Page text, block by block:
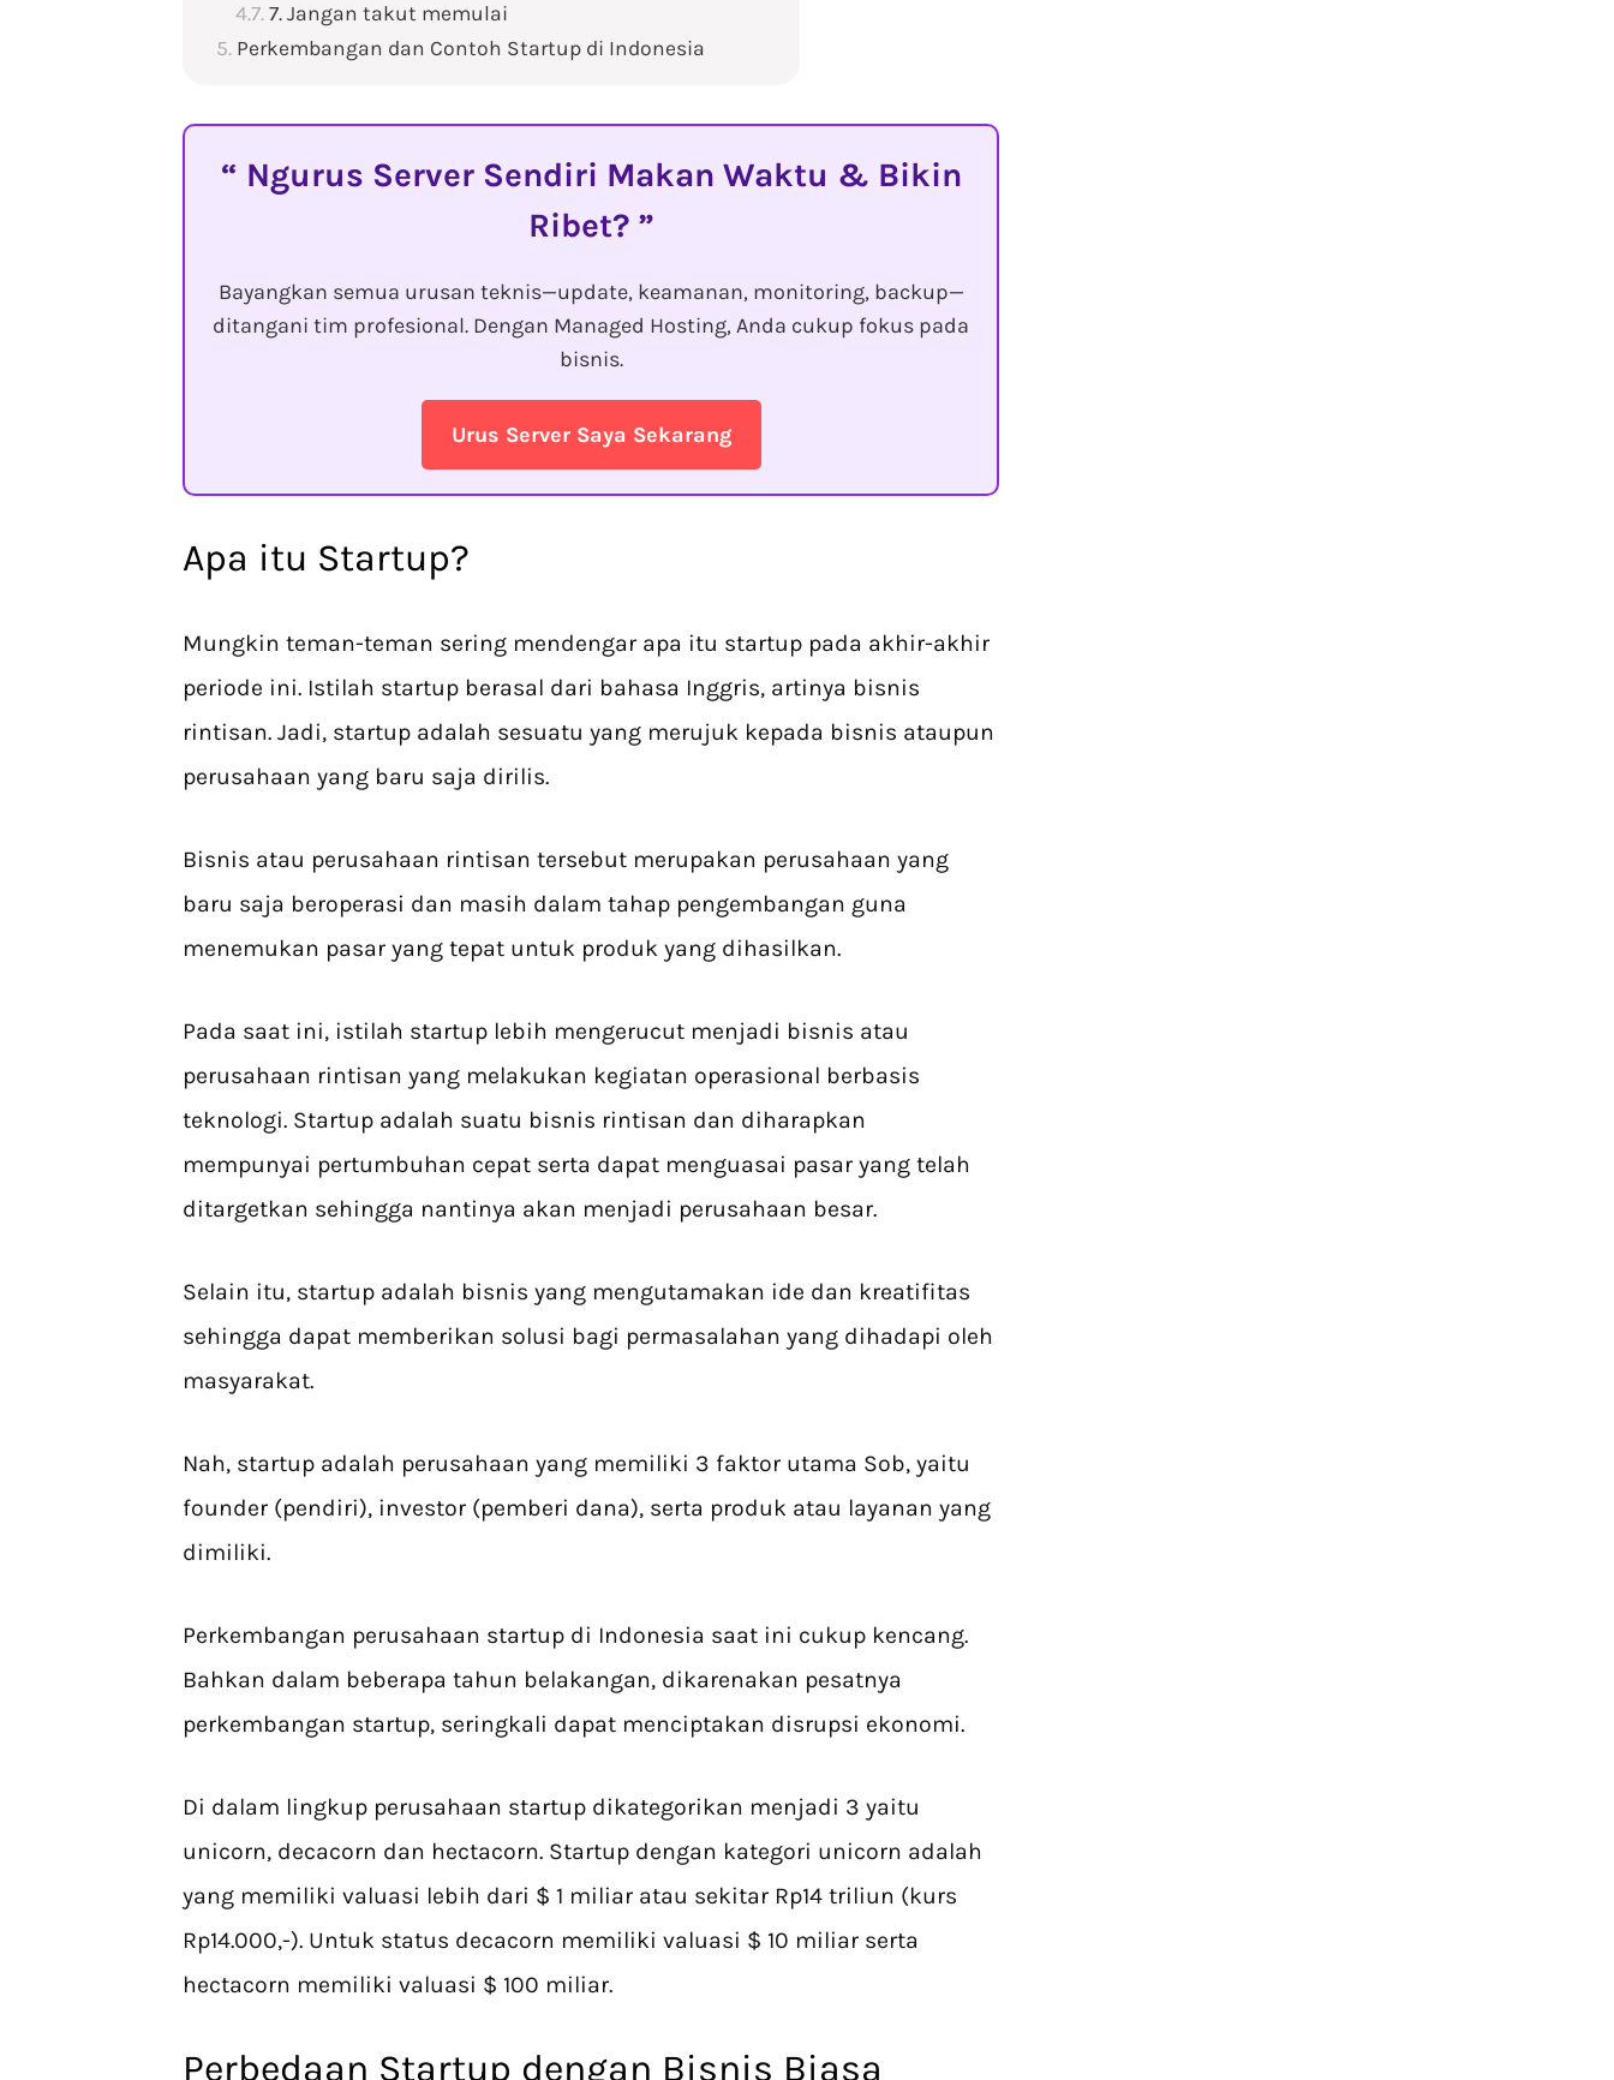
7. Jangan takut memulai
Perkembangan dan Contoh Startup di Indonesia
Ngurus Server Sendiri Makan Waktu & Bikin
Ribet?
Bayangkan semua urusan teknis—update, keamanan, monitoring, backup—
ditangani tim profesional. Dengan Managed Hosting, Anda cukup fokus pada
bisnis.
Urus Server Saya Sekarang
Apa itu Startup?
Mungkin teman-teman sering mendengar apa itu startup pada akhir-akhir
periode ini. Istilah startup berasal dari bahasa Inggris, artinya bisnis
rintisan. Jadi, startup adalah sesuatu yang merujuk kepada bisnis ataupun
perusahaan yang baru saja dirilis.
Bisnis atau perusahaan rintisan tersebut merupakan perusahaan yang
baru saja beroperasi dan masih dalam tahap pengembangan guna
menemukan pasar yang tepat untuk produk yang dihasilkan.
Pada saat ini, istilah startup lebih mengerucut menjadi bisnis atau
perusahaan rintisan yang melakukan kegiatan operasional berbasis
teknologi. Startup adalah suatu bisnis rintisan dan diharapkan
mempunyai pertumbuhan cepat serta dapat menguasai pasar yang telah
ditargetkan sehingga nantinya akan menjadi perusahaan besar.
Selain itu, startup adalah bisnis yang mengutamakan ide dan kreatifitas
sehingga dapat memberikan solusi bagi permasalahan yang dihadapi oleh
masyarakat.
Nah, startup adalah perusahaan yang memiliki 3 faktor utama Sob, yaitu
founder (pendiri), investor (pemberi dana), serta produk atau layanan yang
dimiliki.
Perkembangan perusahaan startup di Indonesia saat ini cukup kencang.
Bahkan dalam beberapa tahun belakangan, dikarenakan pesatnya
perkembangan startup, seringkali dapat menciptakan disrupsi ekonomi.
Di dalam lingkup perusahaan startup dikategorikan menjadi 3 yaitu
unicorn, decacorn dan hectacorn. Startup dengan kategori unicorn adalah
yang memiliki valuasi lebih dari $ 1 miliar atau sekitar Rp14 triliun (kurs
Rp14.000,-). Untuk status decacorn memiliki valuasi $ 10 miliar serta
hectacorn memiliki valuasi $ 100 miliar.
Perbedaan Startup dengan Bisnis Biasa